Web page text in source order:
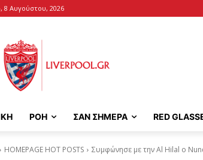
8 Αυγούστου, 2026
ΡΟΗ ΣΑΝ ΣΗΜΕΡΑ RED
HOMEPAGE HOT POSTS Συμφώνησε με την Al Hilal ο